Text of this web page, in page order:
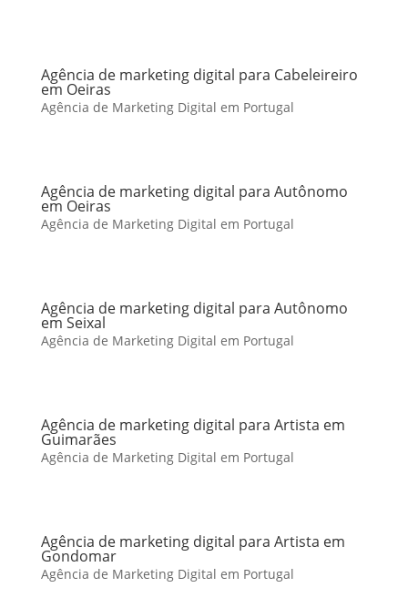
Agência de marketing digital para Cabeleireiro
em Oeiras
Agência de Marketing Digital em Portugal
Agência de marketing digital para Autônomo
em Oeiras
Agência de Marketing Digital em Portugal
Agência de marketing digital para Autônomo
em Seixal
Agência de Marketing Digital em Portugal
Agência de marketing digital para Artista em
Guimarães
Agência de Marketing Digital em Portugal
Agência de marketing digital para Artista em
Gondomar
Agência de Marketing Digital em Portugal